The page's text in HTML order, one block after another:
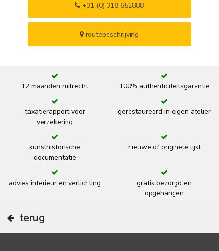
+31 (0) 318 652888
routebeschrijving
12 maanden ruilrecht 100% authenticiteitsgarantie
taxatierapport voor
verzekering
gerestaureerd in eigen atelier
kunsthistorische
documentatie
nieuwe of originele lijst
advies interieur en verlichting
gratis bezorgd en
opgehangen
terug